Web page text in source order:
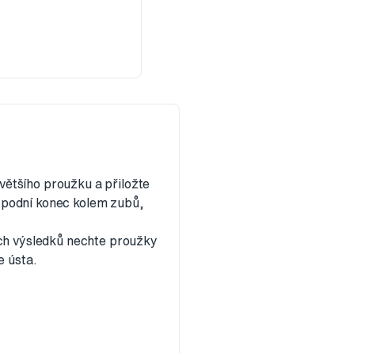
proužku a přiložte
konec kolem zubů,
výsledků nechte proužky
ústa.